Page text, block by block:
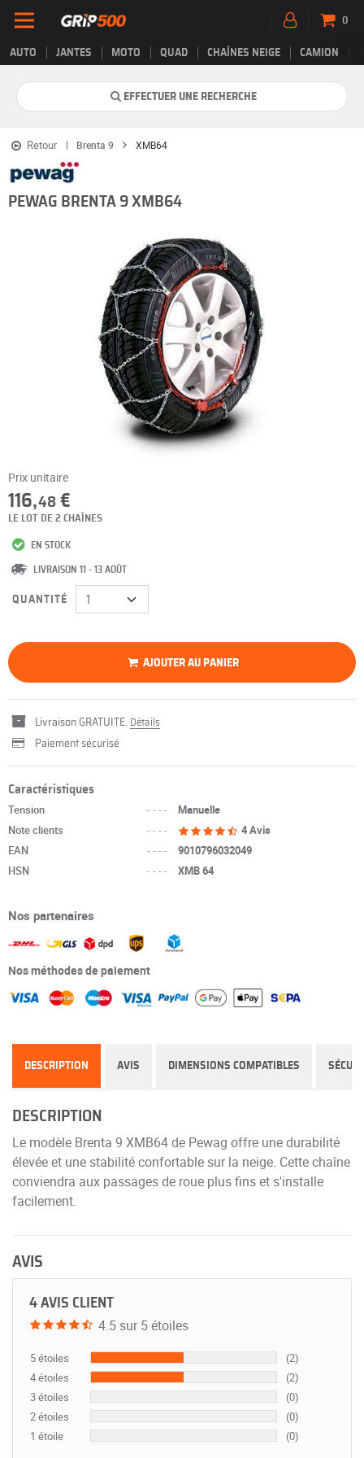
AUTO JANTES MOTO QUAD CHAÎNES NEIGE CAMION
0
EFFECTUER UNE RECHERCHE
Retour Brenta 9 XMB64
PEWAG BRENTA 9 XMB64
Prix unitaire
116,48 €
LE LOT DE 2 CHAÎNES
EN STOCK
LIVRAISON 11 - 13 AOÛT
QUANTITÉ
AJOUTER AU PANIER
Livraison GRATUITE. Détails
Paiement sécurisé
Caractéristiques
Tension ----
Manuelle
Note clients
----
4 Avis
EAN
----
9010796032049
HSN
---- XMB 64
Nos partenaires
Nos méthodes de paiement
DESCRIPTION AVIS DIMENSIONS COMPATIBLES
DESCRIPTION
Le modèle Brenta 9 XMB64 de Pewag offre une durabilité
élevée et une stabilité confortable sur la neige. Cette chaîne
conviendra aux passages de roue plus fins et s'installe
facilement.
AVIS
4 AVIS CLIENT
4.5 sur 5 étoiles
5 étoiles
(2)
4 étoiles
(2)
3 étoiles
(0)
2 étoiles
(0)
1 étoile
(0)